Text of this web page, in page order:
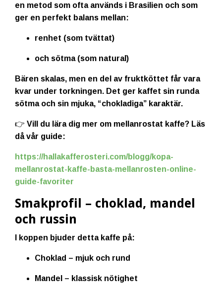
en metod som ofta används i Brasilien och som
ger en perfekt balans mellan:
renhet (som tvättat)
och sötma (som natural)
Bären skalas, men en del av fruktköttet får vara
kvar under torkningen. Det ger kaffet sin runda
sötma och sin mjuka, “chokladiga” karaktär.
👉 Vill du lära dig mer om mellanrostat kaffe? Läs
då vår guide:
https://hallakafferosteri.com/blogg/kopa-
mellanrostat-kaffe-basta-mellanrosten-online-
guide-favoriter
Smakprofil – choklad, mandel
och russin
I koppen bjuder detta kaffe på:
Choklad – mjuk och rund
Mandel – klassisk nötighet